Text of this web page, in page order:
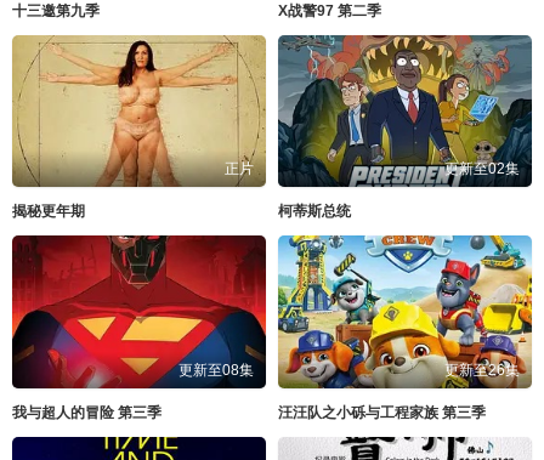
十三邀第九季 X战警97 第二季
正片
揭秘更年期
更新至02集
柯蒂斯总统
更新至08集
我与超人的冒险 第三季
更新至26集
汪汪队之小砾与工程家族 第三季